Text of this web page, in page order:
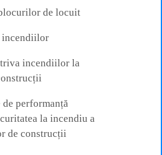
de locuit
incendiilor
incendiilor la
performanță
la incendiu a
de construcții